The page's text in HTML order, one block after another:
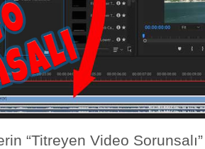
“Titreyen Video